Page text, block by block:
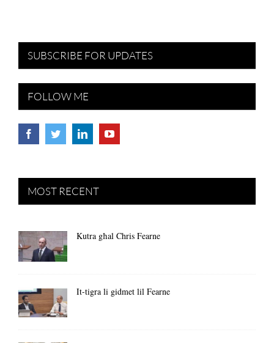
SUBSCRIBE FOR UPDATES
FOLLOW ME
MOST RECENT
Kutra għal Chris Fearne
It-tigra li gidmet lil Fearne